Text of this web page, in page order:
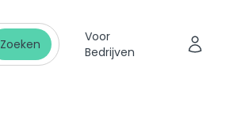
Zoeken
Voor
Bedrijven